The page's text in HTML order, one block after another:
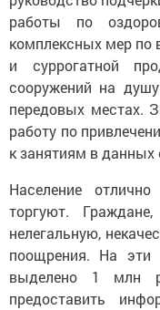
работы по
комплексных мер по
и суррогатной
сооружений на
передовых местах.
работу по
к занятиям в данных
Население
торгуют.
нелегальную,
поощрения. На эти
выделено 1 млн
предоставить